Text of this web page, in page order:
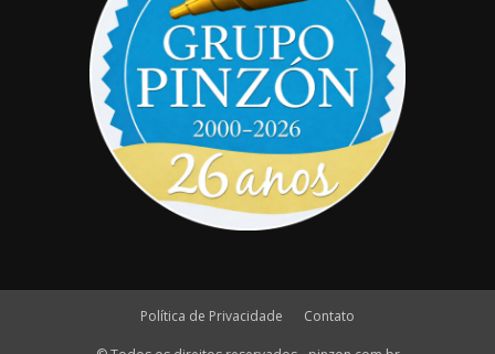
Política de Privacidade Contato